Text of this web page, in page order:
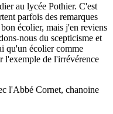
au lycée Pothier. C'est
parfois des remarques
écolier, mais j'en reviens
nous du scepticisme et
qu'un écolier comme
l'exemple de l'irrévérence
l'Abbé Cornet, chanoine